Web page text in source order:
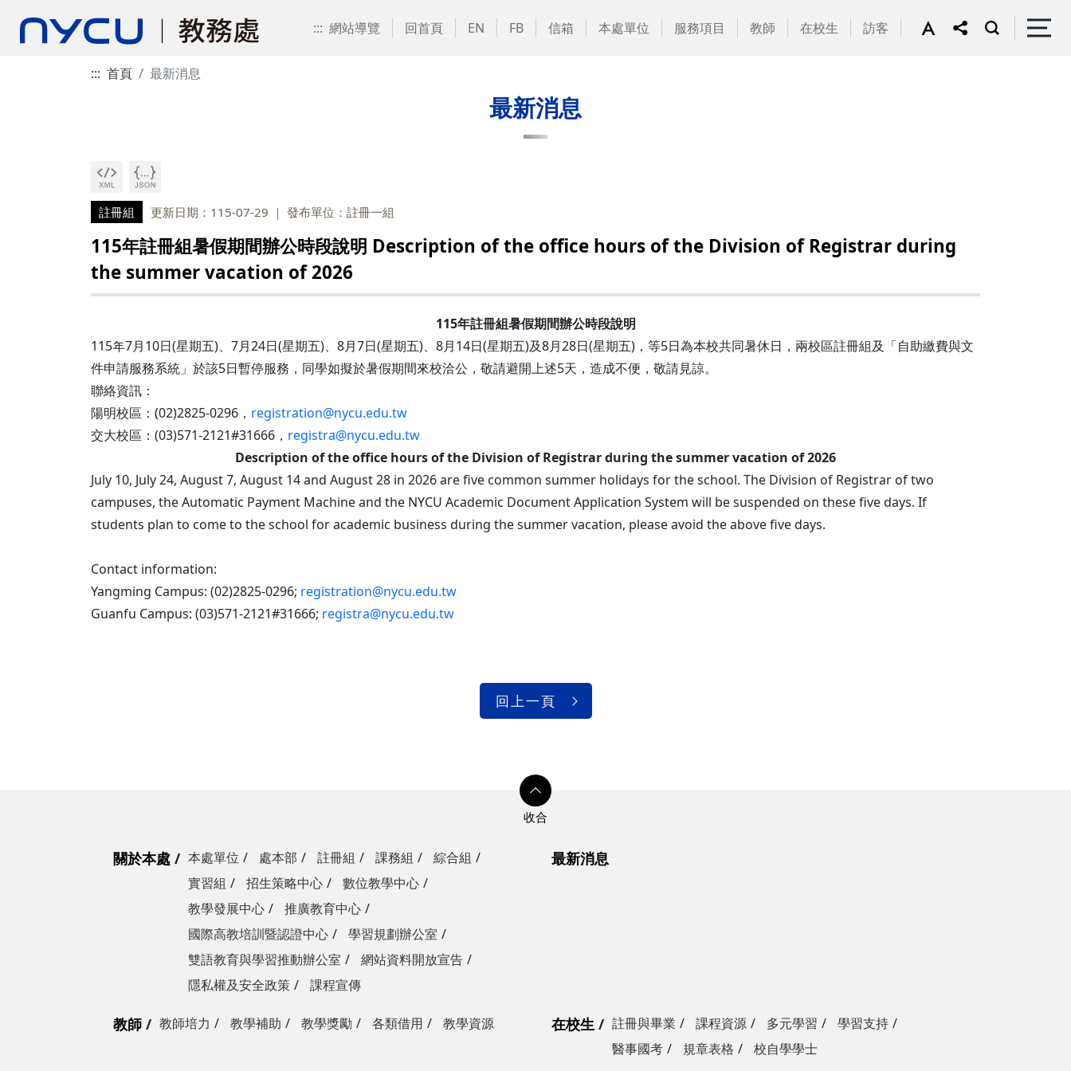
::: 網站導覽 回首頁 EN FB 信箱 本處單位 服務項目 教師 在校生 訪客
::: 首頁 最新消息
最新消息
註冊組 更新日期：115-07-29 發布單位：註冊一組
115年註冊組暑假期間辦公時段說明 Description of the office hours of the Division of Registrar during
the summer vacation of 2026
115年註冊組暑假期間辦公時段說明
115年7月10日(星期五)、7月24日(星期五)、8月7日(星期五)、8月14日(星期五)及8月28日(星期五)，等5日為本校共同暑休日，兩校區註冊組及「自助繳費與文
件申請服務系統」於該5日暫停服務，同學如擬於暑假期間來校洽公，敬請避開上述5天，造成不便，敬請見諒。
聯絡資訊：
陽明校區：(02)2825-0296， registration@nycu.edu.tw
交大校區：(03)571-2121#31666， registra@nycu.edu.tw
Description of the office hours of the Division of Registrar during the summer vacation of 2026
July 10, July 24, August 7, August 14 and August 28 in 2026 are five common summer holidays for the school. The Division of Registrar of two
campuses, the Automatic Payment Machine and the NYCU Academic Document Application System will be suspended on these five days. If
students plan to come to the school for academic business during the summer vacation, please avoid the above five days.
Contact information:
Yangming Campus: (02)2825-0296; registration@nycu.edu.tw
Guanfu Campus: (03)571-2121#31666; registra@nycu.edu.tw
回上一頁
關於本處 本處單位 處本部 註冊組 課務組
綜合組
實習組
招生策略中心
數位教學中心
教學發展中心
推廣教育中心
國際高教培訓暨認證中心
學習規劃辦公室
雙語教育與學習推動辦公室
網站資料開放宣告
隱私權及安全政策
課程宣傳
最新消息
教師 教師培力 教學補助 教學獎勵 各類借用 教學資源 在校生 註冊與畢業 課程資源 多元學習
學習支持
醫事國考
規章表格 校自學學士